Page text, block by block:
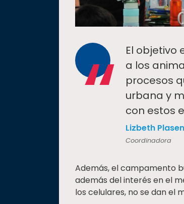
“
El objetivo
a los
procesos
urbana y
con estos
Lizbeth
Coordinadora
Además, el campamento
además del interés en el
los celulares, no se dan el